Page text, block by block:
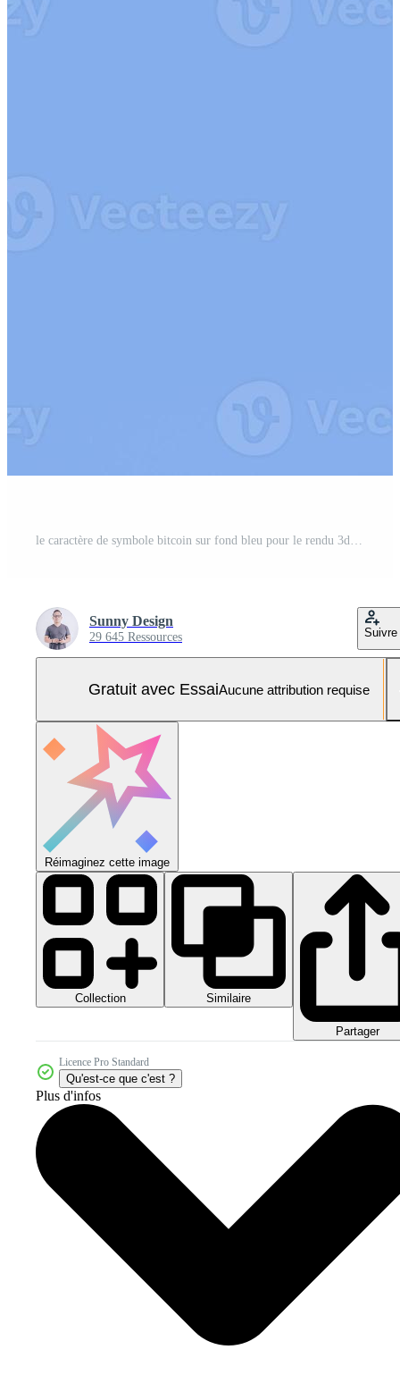
le caractère de symbole bitcoin sur fond bleu pour le rendu 3d de concept d'entreprise ou de technologie Photo Pro
Sunny Design
29 645 Ressources Suivre
Gratuit avec EssaiAucune attribution requise
Réimaginez cette image
Collection Similaire
Partager
Licence Pro Standard
Qu'est-ce que c'est ?
Plus d'infos